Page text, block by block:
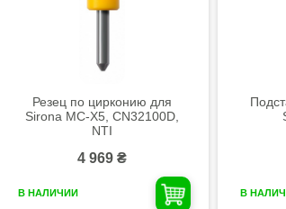
Резец по цирконию для
Sirona MC-X5, CN32100D,
NTI
4 969 ₴
В НАЛИЧИИ В